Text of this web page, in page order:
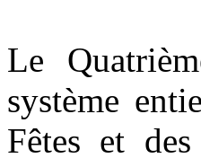
Le
système
Fêtes et